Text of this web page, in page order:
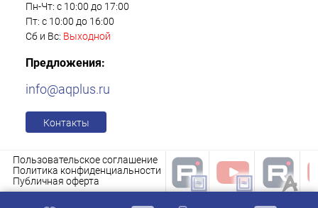
Пн-Чт: с 10:00 до 17:00
Пт: с 10:00 до 16:00
Сб и Вс: Выходной
Предложения:
info@aqplus.ru
Контакты
Пользовательское соглашение
Политика конфиденциальности
Публичная оферта